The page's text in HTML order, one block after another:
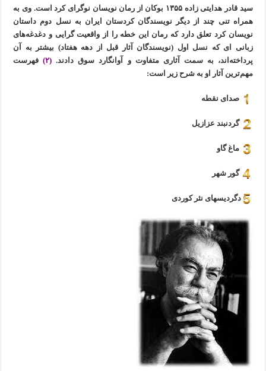
سید قادر هدایتی زاده ۱۳۵۵ بوکان از رمان نویسان نوگرای کرد است. وی به
همراه تنی چند از دیگر نویسندگان کردستان ایران به نسل دوم داستان
نویسان کرد تعلق دارد که رمان این خطه را از واقعیت گرایی و دغدغه‌های
زبانی ای که نسل اول (نویسندگان آثار قبل از دهه هفتاد) بیشتر به آن
پرداخته‌اند، به سمت آثاری متفاوت و آوانگارد سوق دادند. (۲)
فهرست
مهم‌ترین آثار او به شرح زیر است:
صدای نقطه
گردنبند عزازیل
ماغ گاو
گور شهر
دگردیسهای نثر کوردی